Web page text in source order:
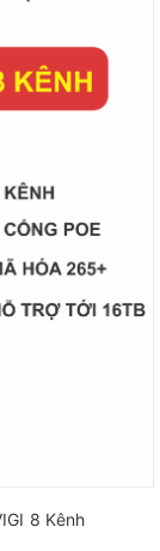
8 Kênh